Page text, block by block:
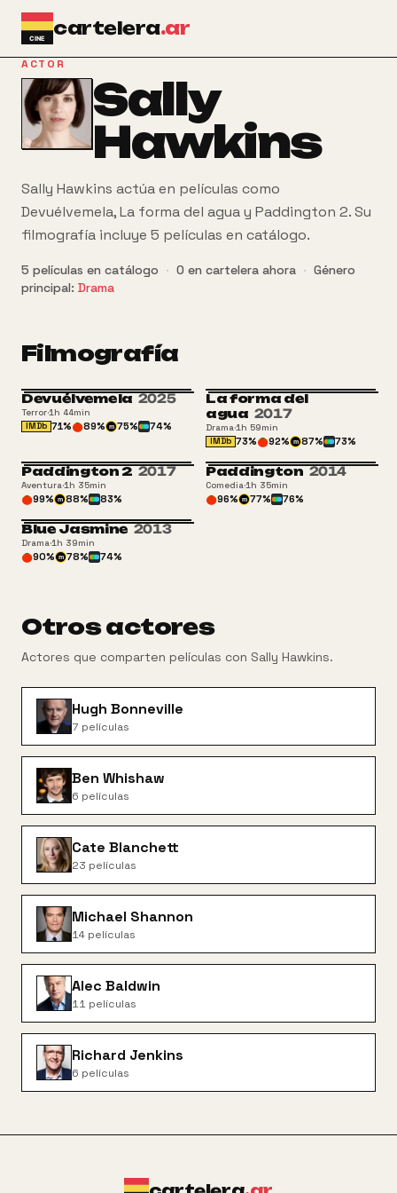
Ir al contenido principal
cartelera.ar
ACTOR
Sally
Hawkins
Sally Hawkins actúa en películas como
Devuélvemela, La forma del agua y Paddington 2. Su
filmografía incluye 5 películas en catálogo.
5 películas en catálogo · 0 en cartelera ahora · Género
principal: Drama
Filmografía
Devuélvemela 2025
Terror·1h 44min
IMDb 71% 89% m 75% 74%
La forma del
agua 2017
Drama·1h 59min
IMDb 73% 92% m 87% 73%
Paddington 2 2017
Aventura·1h 35min
99% m 88% 83%
Paddington 2014
Comedia·1h 35min
96% m 77% 76%
Blue Jasmine 2013
Drama·1h 39min
90% m 78% 74%
Otros actores
Actores que comparten películas con Sally Hawkins.
Hugh Bonneville
7 películas
Ben Whishaw
6 películas
Cate Blanchett
23 películas
Michael Shannon
14 películas
Alec Baldwin
11 películas
Richard Jenkins
6 películas